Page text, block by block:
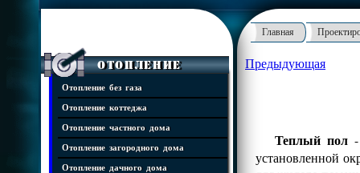
Отопление
Отопление без газа
Отопление коттеджа
Отопление частного дома
Отопление загородного дома
Отопление дачного дома
Главная
Предыдующая
Теплый пол-
установленной